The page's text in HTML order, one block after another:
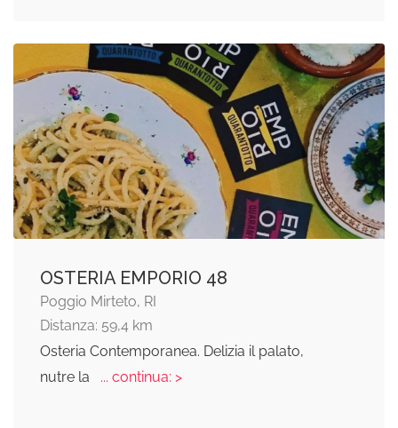
OSTERIA EMPORIO 48
Poggio Mirteto, RI
Distanza: 59,4 km
Osteria Contemporanea. Delizia il palato,
nutre la
... continua: >